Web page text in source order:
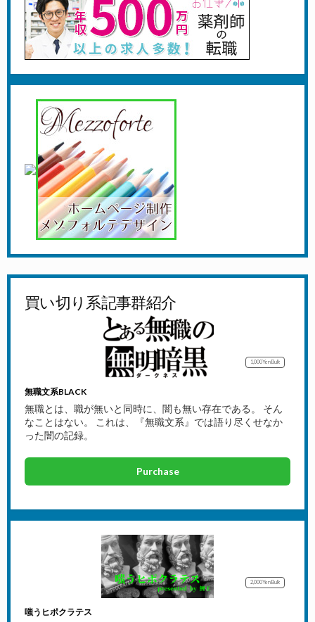
買い切り系記事群紹介
1,000YenBulk
無職文系BLACK
無職とは、職が無いと同時に、闇も無い存在である。 そん
なことはない。 これは、『無職文系』では語り尽くせなか
った闇の記録。
Purchase
2,000YenBulk
嗤うヒポクラテス